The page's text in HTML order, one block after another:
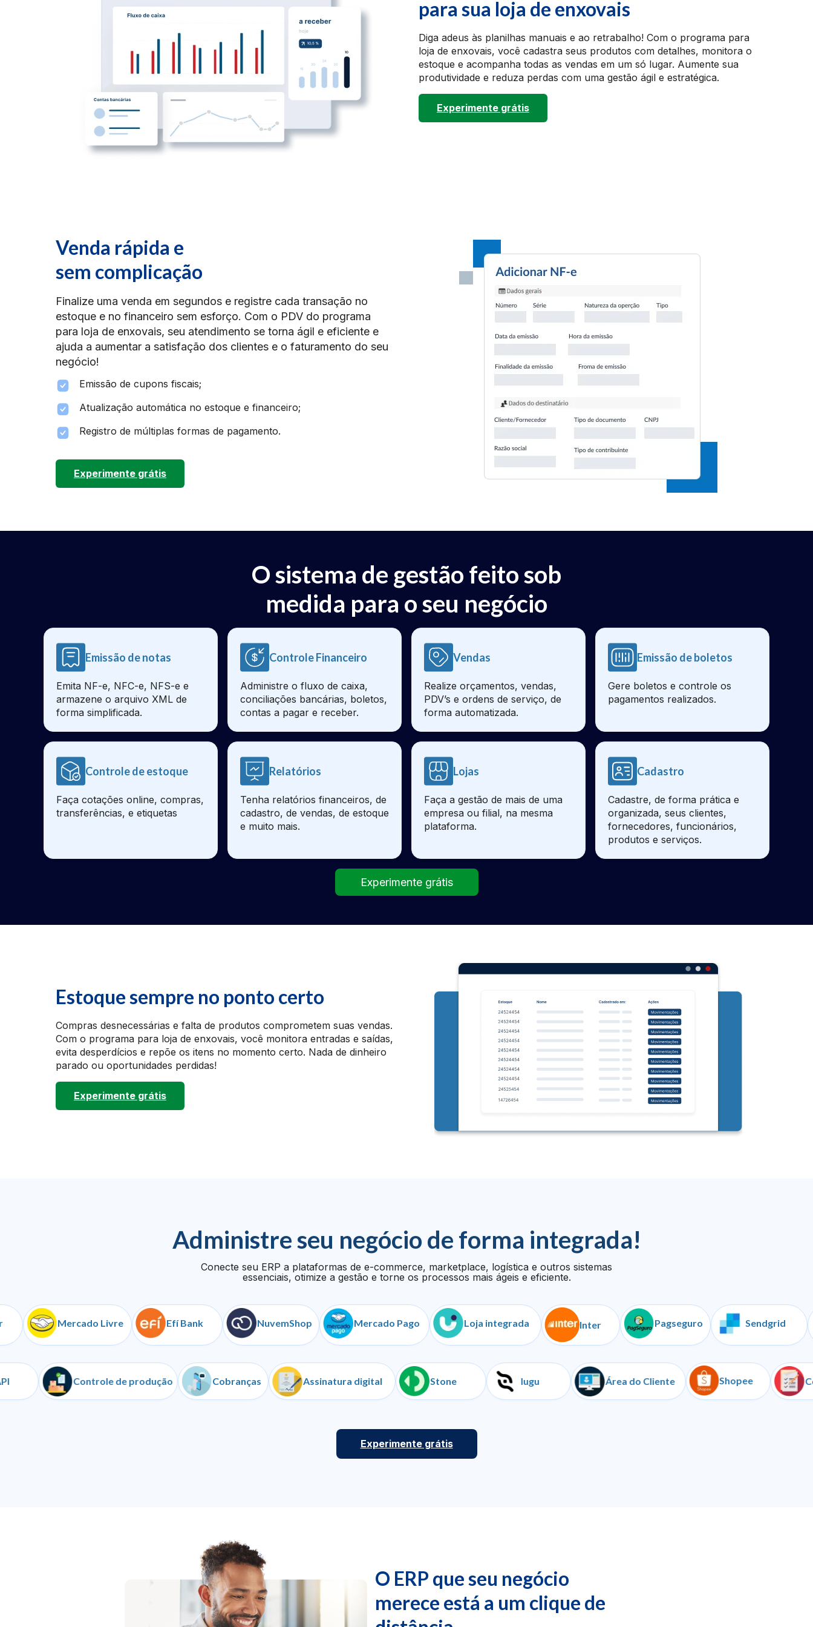
para sua loja de enxovais
Diga adeus às planilhas manuais e ao retrabalho! Com o programa para
loja de enxovais, você cadastra seus produtos com detalhes, monitora o
estoque e acompanha todas as vendas em um só lugar. Aumente sua
produtividade e reduza perdas com uma gestão ágil e estratégica.
Experimente grátis
Venda rápida e
sem complicação
Finalize uma venda em segundos e registre cada transação no
estoque e no financeiro sem esforço. Com o PDV do programa
para loja de enxovais, seu atendimento se torna ágil e eficiente e
ajuda a aumentar a satisfação dos clientes e o faturamento do seu
negócio!
Emissão de cupons fiscais;
Atualização automática no estoque e financeiro;
Registro de múltiplas formas de pagamento.
Experimente grátis
O sistema de gestão feito sob
medida para o seu negócio
Emissão de notas
Emita NF-e, NFC-e, NFS-e e
armazene o arquivo XML de
forma simplificada.
Controle Financeiro
Administre o fluxo de caixa,
conciliações bancárias, boletos,
contas a pagar e receber.
Vendas
Realize orçamentos, vendas,
PDV’s e ordens de serviço, de
forma automatizada.
Emissão de boletos
Gere boletos e controle os
pagamentos realizados.
Controle de estoque
Faça cotações online, compras,
transferências, e etiquetas
Relatórios
Tenha relatórios financeiros, de
cadastro, de vendas, de estoque
e muito mais.
Lojas
Faça a gestão de mais de uma
empresa ou filial, na mesma
plataforma.
Cadastro
Cadastre, de forma prática e
organizada, seus clientes,
fornecedores, funcionários,
produtos e serviços.
Experimente grátis
Estoque sempre no ponto certo
Compras desnecessárias e falta de produtos comprometem suas vendas.
Com o programa para loja de enxovais, você monitora entradas e saídas,
evita desperdícios e repõe os itens no momento certo. Nada de dinheiro
parado ou oportunidades perdidas!
Experimente grátis
Administre seu negócio de forma integrada!
Conecte seu ERP a plataformas de e-commerce, marketplace, logística e outros sistemas
essenciais, otimize a gestão e torne os processos mais ágeis e eficiente.
Mercado Livre Efí Bank NuvemShop Mercado Pago Loja integrada Inter Pagseguro Sendgrid
API Controle de produção Cobranças Assinatura digital Stone Iugu Área do Cliente Shopee
Experimente grátis
O ERP que seu negócio
merece está a um clique de